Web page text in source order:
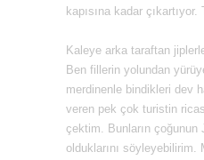
kapısına kadar
Kaleye arka taraftan
Ben fillerin yolundan
merdinenle bindikleri dev
veren pek çok turistin
çektim. Bunların çoğunun
olduklarını söyleyebilirim.